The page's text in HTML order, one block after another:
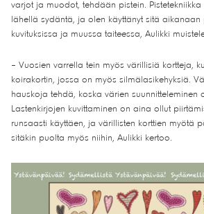
varjot ja muodot, tehdään pistein.
lähellä sydäntä, ja olen käyttänyt sitä aikanaan
kuvituksissa ja muussa taiteessa, Aulikki
– Vuosien varrella tein myös värillisiä kortteja,
koirakortin, jossa on myös silmälasikehyksiä.
hauskoja tehdä, koska värien suunnitteleminen
Lastenkirjojen kuvittaminen on aina ollut
runsaasti käyttäen, ja värillisten korttien myötä
sitäkin puolta myös niihin, Aulikki kertoo.